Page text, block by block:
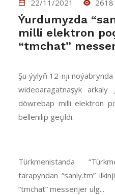
22/11/2021 2618
Ýurdumyzda
milli elektron
“tmchat”
Şu ýylyň 12-nji
wideoaragatnaşyk
döwrebap milli elektron
bellenilip geçildi.
Türkmenistanda
tarapyndan “sanly.tm”
“tmchat” messenjer ulg...